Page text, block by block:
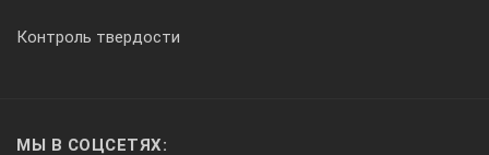
Контроль твердости
МЫ В СОЦСЕТЯХ: